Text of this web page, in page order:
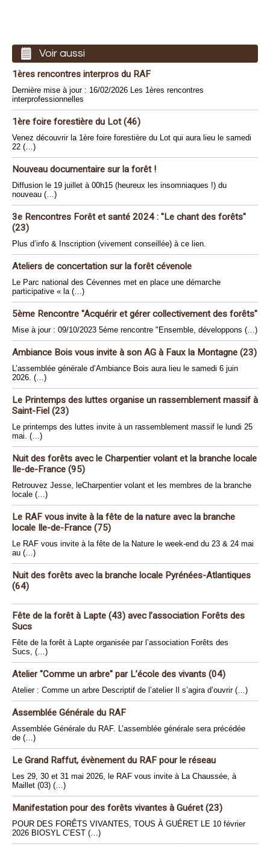
Voir aussi
1ères rencontres interpros du RAF
Dernière mise à jour : 16/02/2026 Les 1ères rencontres
interprofessionnelles
1ère foire forestière du Lot (46)
Venez découvrir la 1ère foire forestière du Lot qui aura lieu le samedi
22 (…)
Nouveau documentaire sur la forêt !
Diffusion le 19 juillet à 00h15 (heureux les insomniaques !) du
nouveau (…)
3e Rencontres Forêt et santé 2024 : "Le chant des forêts"
(23)
Plus d’info & Inscription (vivement conseillée) à ce lien.
Ateliers de concertation sur la forêt cévenole
Le Parc national des Cévennes met en place une démarche
participative « la (…)
5ème Rencontre "Acquérir et gérer collectivement des forêts"
Mise à jour : 09/10/2023 5ème rencontre "Ensemble, développons (…)
Ambiance Bois vous invite à son AG à Faux la Montagne (23)
L’assemblée générale d’Ambiance Bois aura lieu le samedi 6 juin
2026. (…)
Le Printemps des luttes organise un rassemblement massif à
Saint-Fiel (23)
Le printemps des luttes invite à un rassemblement massif le lundi 25
mai. (…)
Nuit des forêts avec le Charpentier volant et la branche locale
Ile-de-France (95)
Retrouvez Jesse, leCharpentier volant et les membres de la branche
locale (…)
Le RAF vous invite à la fête de la nature avec la branche
locale Ile-de-France (75)
Le RAF vous invite à la fête de la Nature le week-end du 23 & 24 mai
au (…)
Nuit des forêts avec la branche locale Pyrénées-Atlantiques
(64)
Fête de la forêt à Lapte (43) avec l’association Forêts des
Sucs
Fête de la forêt à Lapte organisée par l’association Forêts des
Sucs, (…)
Atelier "Comme un arbre" par L’école des vivants (04)
Atelier : Comme un arbre Descriptif de l’atelier Il s’agira d’ouvrir (…)
Assemblée Générale du RAF
Assemblée Générale du RAF. L’assemblée générale sera précédée
de (…)
Le Grand Raffut, évènement du RAF pour le réseau
Les 29, 30 et 31 mai 2026, le RAF vous invite à La Chaussée, à
Maillet (03) (…)
Manifestation pour des forêts vivantes à Guéret (23)
POUR DES FORÊTS VIVANTES, TOUS À GUÉRET LE 10 février
2026 BIOSYL C’EST (…)